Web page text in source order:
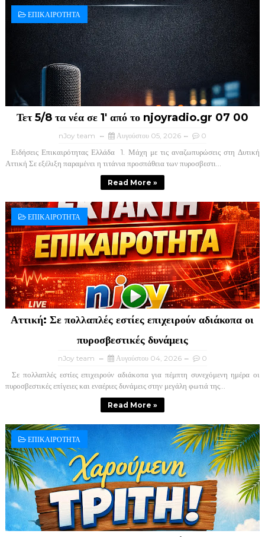
ΕΠΙΚΑΙΡΟΤΗΤΑ
Τετ 5/8 τα νέα σε 1' από το njoyradio.gr 07 00
nJoy team Αυγούστου 05, 2026 0
Ειδήσεις Επικαιρότητας Ελλάδα ​ 1. Μάχη με τις αναζωπυρώσεις στη Δυτική
Αττική ​Σε εξέλιξη παραμένει η τιτάνια προσπάθεια των πυροσβεστι...
Read More »
ΕΠΙΚΑΙΡΟΤΗΤΑ
Αττική: Σε πολλαπλές εστίες επιχειρούν αδιάκοπα οι
πυροσβεστικές δυνάμεις
nJoy team Αυγούστου 04, 2026 0
Σε πολλαπλές εστίες επιχειρούν αδιάκοπα για πέμπτη συνεχόμενη ημέρα οι
πυροσβεστικές επίγειες και εναέριες δυνάμεις στην μεγάλη φωτιά της...
Read More »
ΕΠΙΚΑΙΡΟΤΗΤΑ